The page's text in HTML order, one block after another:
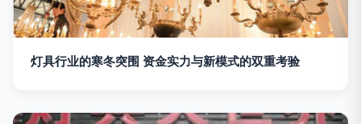
灯具行业的寒冬突围 资金实力与新模式的双重考验